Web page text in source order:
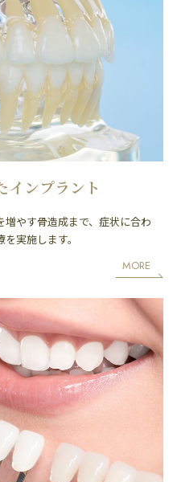
インプラント
やす骨造成まで、症状に合わ
実施します。
MORE